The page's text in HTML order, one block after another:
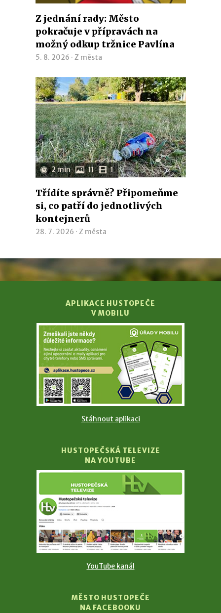
Z jednání rady: Město
pokračuje v přípravách na
možný odkup tržnice Pavlína
5. 8. 2026 · Z města
2 min 11 1
Třídíte správně? Připomeňme
si, co patří do jednotlivých
kontejnerů
28. 7. 2026 · Z města
APLIKACE HUSTOPEČE
V MOBILU
Stáhnout aplikaci
HUSTOPEČSKÁ TELEVIZE
NA YOUTUBE
YouTube kanál
MĚSTO HUSTOPEČE
NA FACEBOOKU